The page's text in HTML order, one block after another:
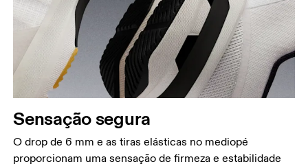
Sensação segura
O drop de 6 mm e as tiras elásticas no mediopé
proporcionam uma sensação de firmeza e estabilidade